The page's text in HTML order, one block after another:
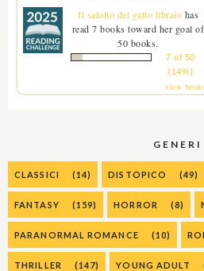
Il salotto del gatto libraio has
read 7 books toward her goal of
50 books.
7 of 50
(14%)
view
GENERI
CLASSICI (14) DISTOPICO (49)
FANTASY (159) HORROR (8)
PARANORMAL ROMANCE (10)
THRILLER (147) YOUNG ADULT